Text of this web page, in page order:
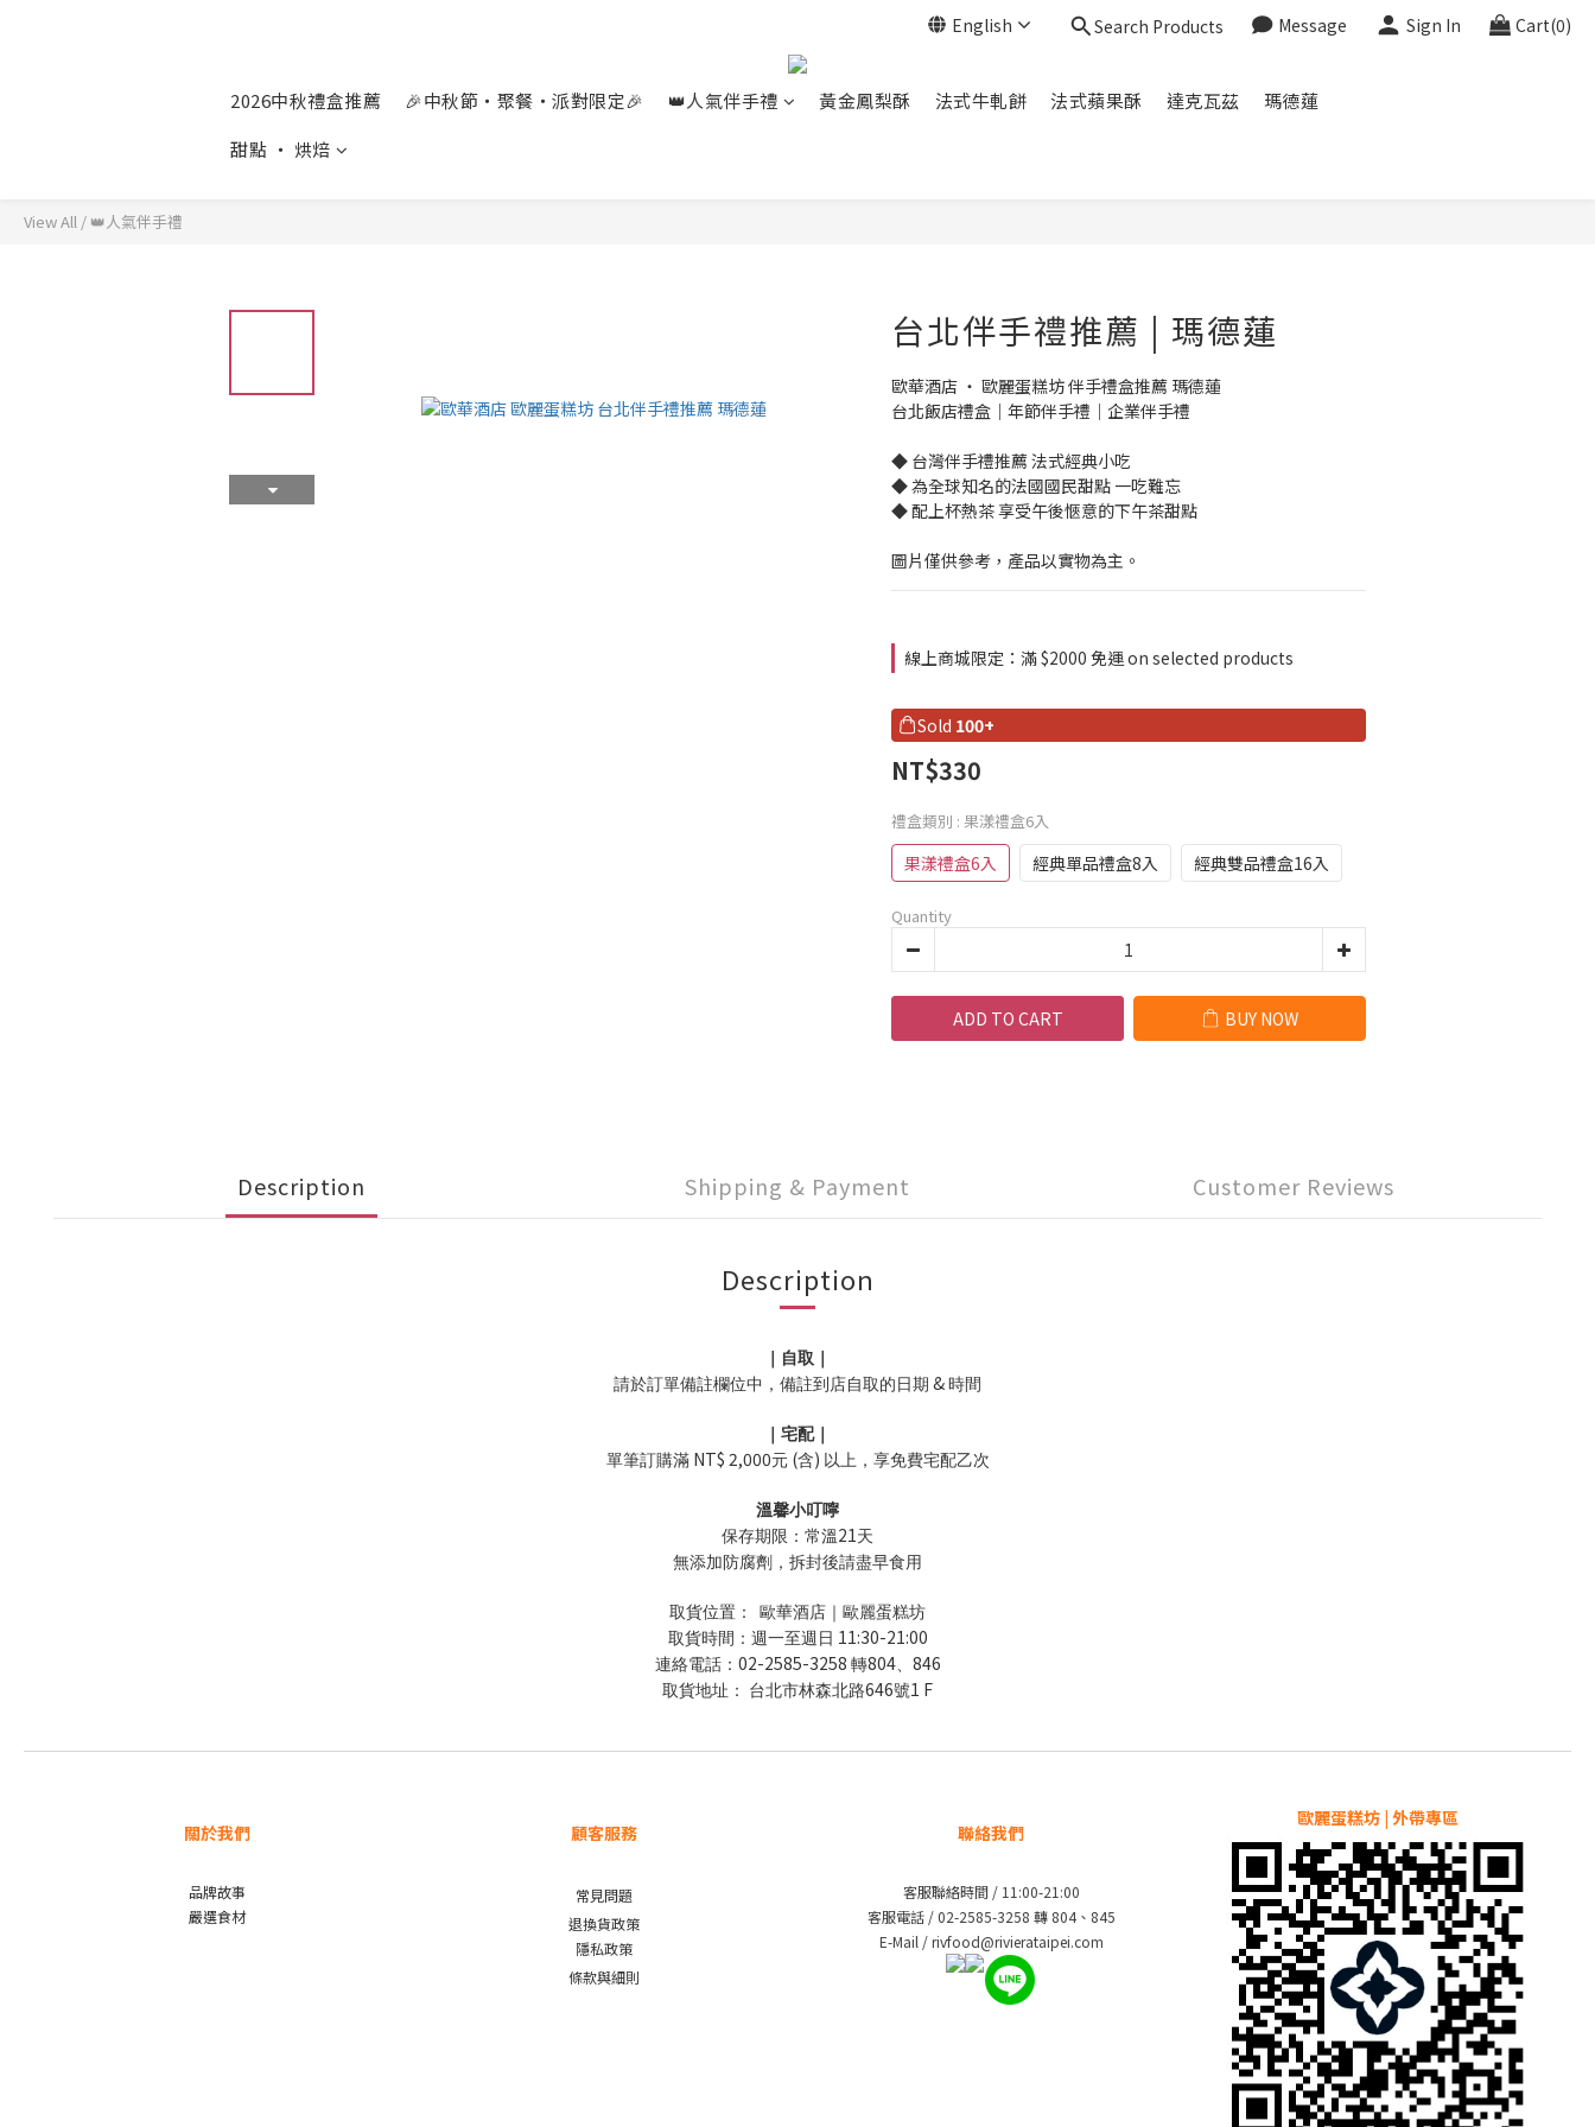
English Search Products Message Sign In Cart(0)
2026中秋禮盒推薦 🎉中秋節‧聚餐‧派對限定🎉 👑人氣伴手禮 黃金鳳梨酥 法式牛軋餅 法式蘋果酥 達克瓦茲
瑪德蓮
甜點 ‧ 烘焙
View All / 👑人氣伴手禮
台北伴手禮推薦 | 瑪德蓮
歐華酒店 ‧ 歐麗蛋糕坊 伴手禮盒推薦 瑪德蓮
台北飯店禮盒｜年節伴手禮｜企業伴手禮
◆ 台灣伴手禮推薦 法式經典小吃
◆ 為全球知名的法國國民甜點 一吃難忘
◆ 配上杯熱茶 享受午後愜意的下午茶甜點
圖片僅供參考，產品以實物為主。
線上商城限定：滿 $2000 免運 on selected products
Sold 100+
NT$330
禮盒類別 : 果漾禮盒6入
果漾禮盒6入 經典單品禮盒8入 經典雙品禮盒16入
Quantity
ADD TO CART BUY NOW
Description Shipping & Payment Customer Reviews
Description
｜自取｜
請於訂單備註欄位中，備註到店自取的日期 & 時間
｜宅配｜
單筆訂購滿NT$ 2,000元(含) 以上，享免費宅配乙次
溫馨小叮嚀
保存期限：常溫21天
無添加防腐劑，拆封後請盡早食用
取貨位置：
歐華酒店｜歐麗蛋糕坊
取貨時間：週一至週日 11:30-21:00
連絡電話： 02-2585-3258 轉804、 846
取貨地址： 台北市林森北路646號1 F
關於我們
品牌故事
嚴選食材
顧客服務
常見問題
退換貨政策
隱私政策
條款與細則
聯絡我們
客服聯絡時間 / 11:00-21:00
客服電話 / 02-2585-3258 轉 804、845
E-Mail / rivfood@rivierataipei.com
歐麗蛋糕坊 | 外帶專區